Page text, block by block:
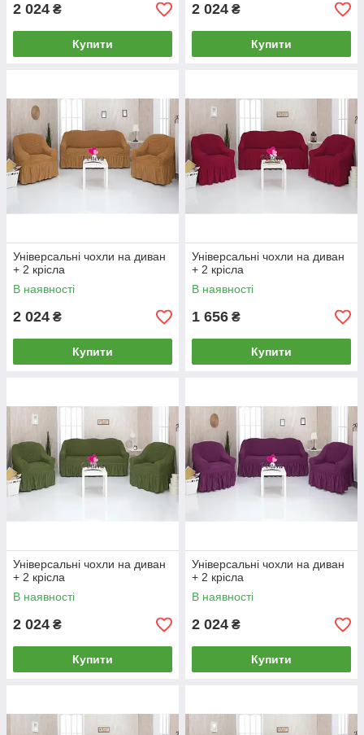
2 024 ₴
Купити
2 024 ₴
Купити
Універсальні чохли на диван
+ 2 крісла
В наявності
2 024 ₴
Купити
Універсальні чохли на диван
+ 2 крісла
В наявності
1 656 ₴
Купити
Універсальні чохли на диван
+ 2 крісла
В наявності
2 024 ₴
Купити
Універсальні чохли на диван
+ 2 крісла
В наявності
2 024 ₴
Купити